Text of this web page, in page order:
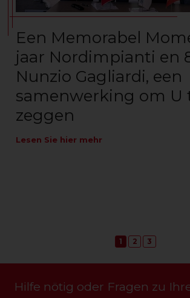
Een Memorabel
jaar Nordimpianti en
Nunzio Gagliardi, een
samenwerking om U
zeggen
Lesen Sie hier mehr
1 2 3
Hilfe nötig oder Fragen zu